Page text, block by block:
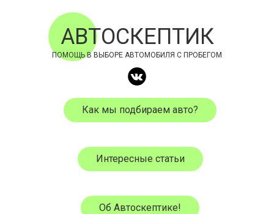
АВТОСКЕПТИК
ПОМОЩЬ В ВЫБОРЕ АВТОМОБИЛЯ С ПРОБЕГОМ
Как мы подбираем авто?
Интересные статьи
Об Автоскептике!